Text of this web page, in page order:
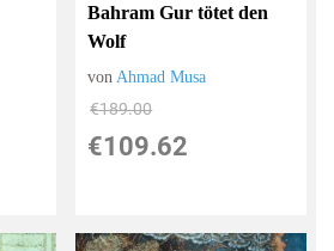
Bahram Gur tötet den
Wolf
von Ahmad Musa
€189.00
€109.62